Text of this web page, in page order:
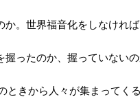
。世界福音化をしなければ
ったのか、握っていないの
きから人々が集まってくる